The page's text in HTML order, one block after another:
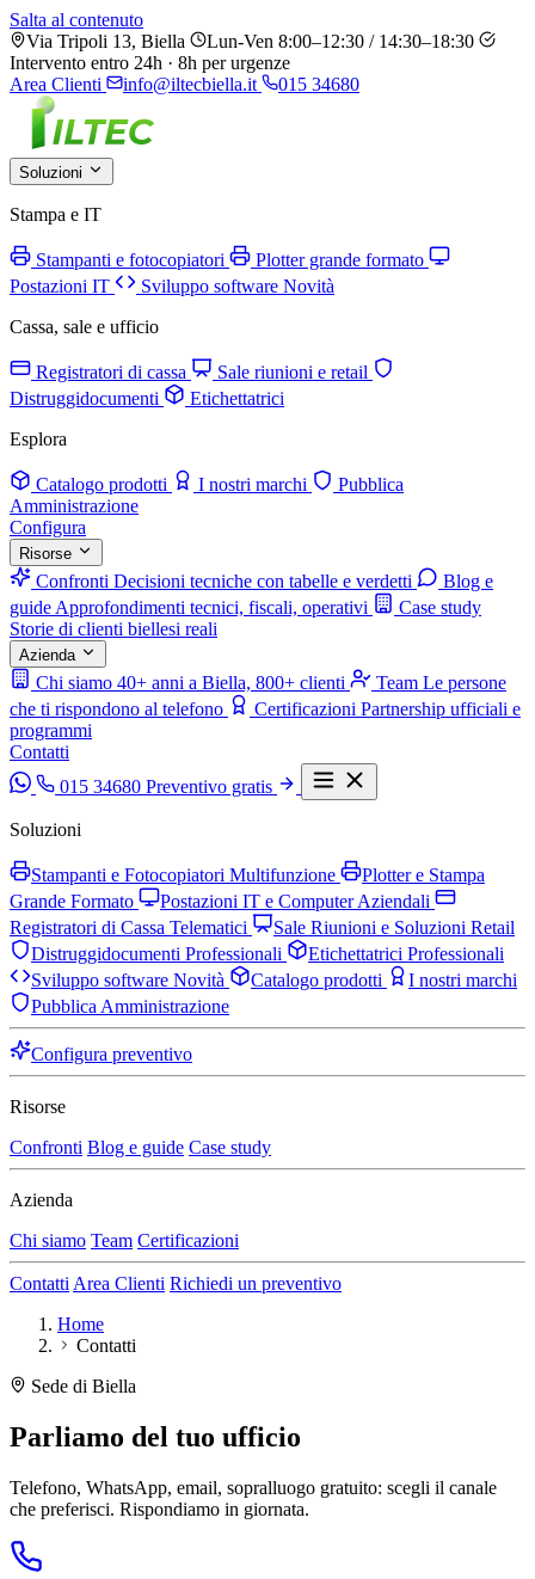
Salta al contenuto
Via Tripoli 13, Biella
Lun-Ven 8:00–12:30 / 14:30–18:30
Intervento entro 24h · 8h per urgenze
Area Clienti
info@iltecbiella.it 015 34680
Soluzioni
Stampa e IT
Stampanti e fotocopiatori
Plotter grande formato
Postazioni IT
Sviluppo software Novità
Cassa, sale e ufficio
Registratori di cassa
Sale riunioni e retail
Distruggidocumenti
Etichettatrici
Esplora
Catalogo prodotti I nostri marchi
Pubblica
Amministrazione
Configura
Risorse
Confronti Decisioni tecniche con tabelle e verdetti
Blog e
guide Approfondimenti tecnici, fiscali, operativi
Case study
Storie di clienti biellesi reali
Azienda
Chi siamo 40+ anni a Biella, 800+ clienti Team Le persone
che ti rispondono al telefono
Certificazioni Partnership ufficiali e
programmi
Contatti
015 34680 Preventivo gratis
Soluzioni
Stampanti e Fotocopiatori Multifunzione
Plotter e Stampa
Grande Formato
Postazioni IT e Computer Aziendali
Registratori di Cassa Telematici
Sale Riunioni e Soluzioni Retail
Distruggidocumenti Professionali
Etichettatrici Professionali
Sviluppo software Novità Catalogo prodotti
I nostri marchi
Pubblica Amministrazione
Configura preventivo
Risorse
Confronti Blog e guide Case study
Azienda
Chi siamo Team Certificazioni
Contatti Area Clienti Richiedi un preventivo
Home
Contatti
Sede di Biella
Parliamo del tuo ufficio
Telefono, WhatsApp, email, sopralluogo gratuito: scegli il canale
che preferisci. Rispondiamo in giornata.